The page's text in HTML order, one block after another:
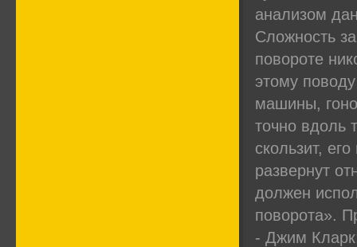
анализом
Сложность
повороте
этому
машины,
точно вдоль
скользит,
развернут
должен
поворота».
- Джим